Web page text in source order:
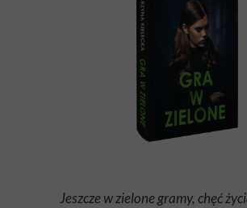
Jeszcze w zielone gramy, chęć